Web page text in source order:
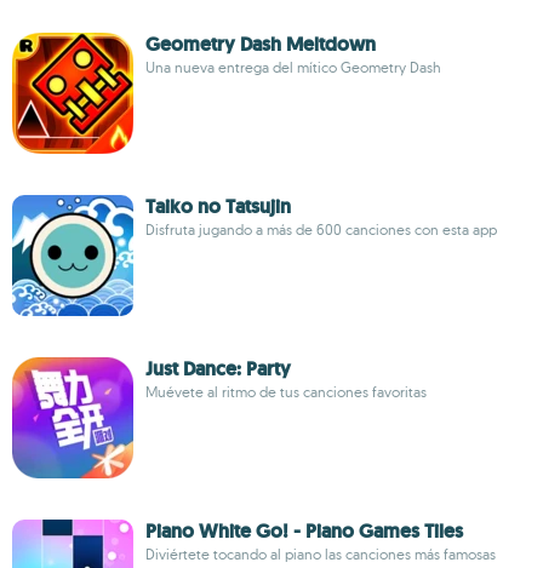
Geometry Dash Meltdown
Una nueva entrega del mítico Geometry Dash
Taiko no Tatsujin
Disfruta jugando a más de 600 canciones con esta app
Just Dance: Party
Muévete al ritmo de tus canciones favoritas
Piano White Go! - Piano Games Tiles
Diviértete tocando al piano las canciones más famosas